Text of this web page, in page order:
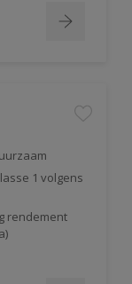
1 volgens
rendement